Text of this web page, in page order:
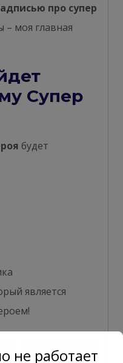
про супер
– моя главная
Супер
будет
является
кружки:
не работает